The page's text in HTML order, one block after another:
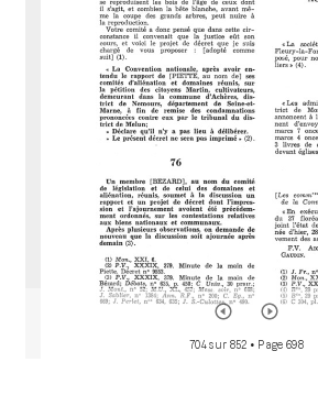
704 sur 852 • Page 698